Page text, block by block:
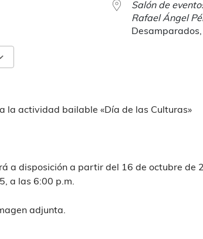
Salón de
Rafael Ángel
la actividad bailable «Día de las Culturas»
a disposición a partir del 16 de octubre de
a las 6:00 p.m.
adjunta.